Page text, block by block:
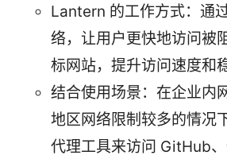
Lantern 的工作方式：通
络，让用户更快地访问被
标网站，提升访问速度和
结合使用场景：在企业内
地区网络限制较多的情况
代理工具来访问 GitHub